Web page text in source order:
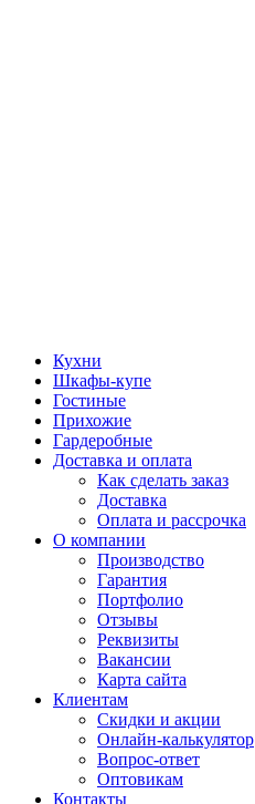
Кухни
Шкафы-купе
Гостиные
Прихожие
Гардеробные
Доставка и оплата
Как сделать заказ
Доставка
Оплата и рассрочка
О компании
Производство
Гарантия
Портфолио
Отзывы
Реквизиты
Вакансии
Карта сайта
Клиентам
Скидки и акции
Онлайн-калькулятор
Вопрос-ответ
Оптовикам
Контакты